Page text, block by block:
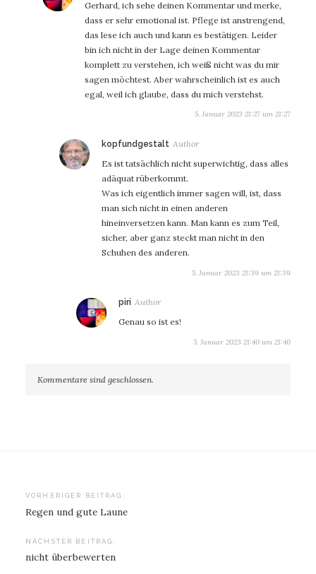
Gerhard, ich sehe deinen Kommentar und merke,
dass er sehr emotional ist. Pflege ist anstrengend,
das lese ich auch und kann es bestätigen. Leider
bin ich nicht in der Lage deinen Kommentar
komplett zu verstehen, ich weiß nicht was du mir
sagen möchtest. Aber wahrscheinlich ist es auch
egal, weil ich glaube, dass du mich verstehst.
5. Januar 2023 21:27 um 21:27
kopfundgestalt sagt:
Es ist tatsächlich nicht superwichtig, dass alles
adäquat rüberkommt.
Was ich eigentlich immer sagen will, ist, dass
man sich nicht in einen anderen
hineinversetzen kann. Man kann es zum Teil,
sicher, aber ganz steckt man nicht in den
Schuhen des anderen.
5. Januar 2023 21:39 um 21:39
piri sagt:
Genau so ist es!
5. Januar 2023 21:40 um 21:40
Kommentare sind geschlossen.
Beitragsnavigation
VORHERIGER BEITRAG:
Regen und gute Laune
NÄCHSTER BEITRAG:
nicht überbewerten